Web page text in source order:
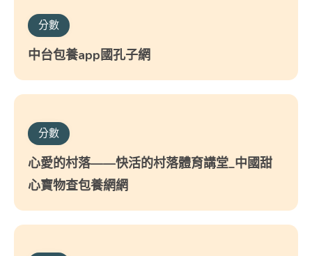
分數
中台包養app國孔子網
分數
心愛的村落——快活的村落體育講堂_中國甜
心寶物查包養網網